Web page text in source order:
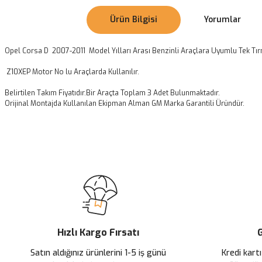
Ürün Bilgisi Yorumlar
Opel Corsa D 2007-2011 Model Yılları Arası Benzinli Araçlara Uyumlu Tek
Z10XEP Motor No lu Araçlarda Kullanılır.
Belirtilen Takım Fiyatıdır.Bir Araçta Toplam 3 Adet Bulunmaktadır.
Orijinal Montajda Kullanılan Ekipman Alman GM Marka Garantili Üründür.
Ürün açıklamasında eksik bilgiler bulunuyor.
Ürün bilgilerinde hatalar bulunuyor.
Ürün fiyatı diğer sitelerden daha pahalı.
Bu ürüne benzer farklı alternatifler olmalı.
Hızlı Kargo Fırsatı
Satın aldığınız ürünlerini 1-5 iş günü
Kredi